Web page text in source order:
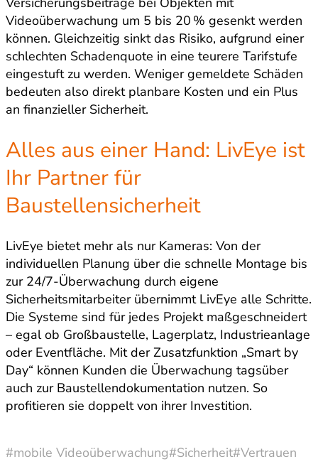
Videoüberwachung um 5 bis 20 % gesenkt werden
können. Gleichzeitig sinkt das Risiko, aufgrund einer
schlechten Schadenquote in eine teurere Tarifstufe
eingestuft zu werden. Weniger gemeldete Schäden
bedeuten also direkt planbare Kosten und ein Plus
an finanzieller Sicherheit.
Alles aus einer Hand: LivEye ist
Ihr Partner für
Baustellensicherheit
LivEye bietet mehr als nur Kameras: Von der
individuellen Planung über die schnelle Montage bis
zur 24/7-Überwachung durch eigene
Sicherheitsmitarbeiter übernimmt LivEye alle Schritte.
Die Systeme sind für jedes Projekt maßgeschneidert
– egal ob Großbaustelle, Lagerplatz, Industrieanlage
oder Eventfläche. Mit der Zusatzfunktion „Smart by
Day“ können Kunden die Überwachung tagsüber
auch zur Baustellendokumentation nutzen. So
profitieren sie doppelt von ihrer Investition.
#mobile Videoüberwachung#Sicherheit#Vertrauen